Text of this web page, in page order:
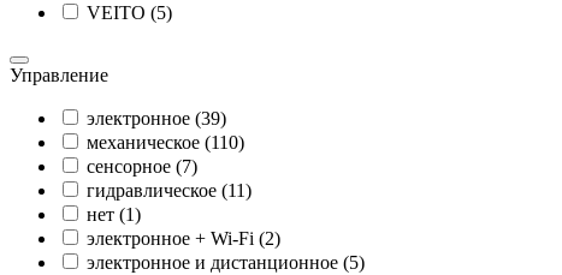
VEITO (5)
Управление
электронное (39)
механическое (110)
сенсорное (7)
гидравлическое (11)
нет (1)
электронное + Wi-Fi (2)
электронное и дистанционное (5)